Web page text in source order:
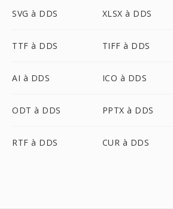
SVG à DDS XLSX à DDS
TTF à DDS TIFF à DDS
AI à DDS ICO à DDS
ODT à DDS PPTX à DDS
RTF à DDS CUR à DDS